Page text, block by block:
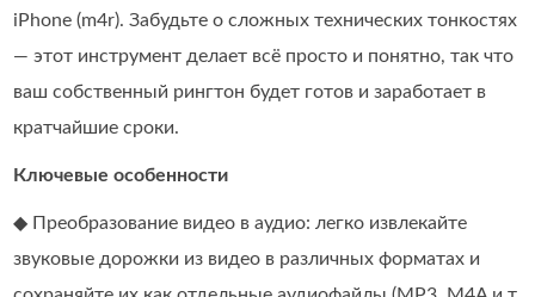
iPhone (m4r). Забудьте о сложных технических тонкостях
— этот инструмент делает всё просто и понятно, так что
ваш собственный рингтон будет готов и заработает в
кратчайшие сроки.
Ключевые особенности
◆ Преобразование видео в аудио: легко извлекайте
звуковые дорожки из видео в различных форматах и